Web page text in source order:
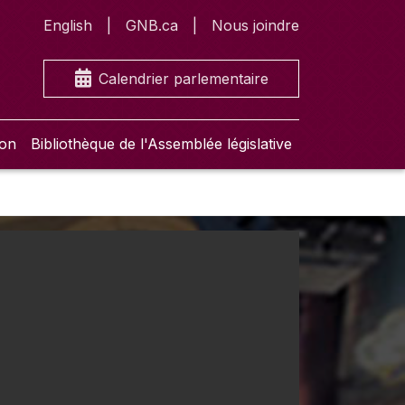
English GNB.ca Nous joindre
Calendrier parlementaire
Bibliothèque de l'Assemblée législative